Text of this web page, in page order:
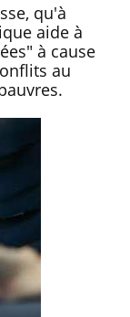
qu'à
aide à
à cause
au